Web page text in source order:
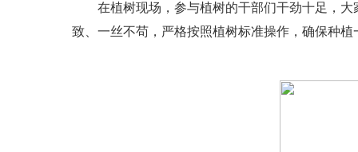
在植树现场，参与植树的干部们干劲十足，大
致、一丝不苟，严格按照植树标准操作，确保种植